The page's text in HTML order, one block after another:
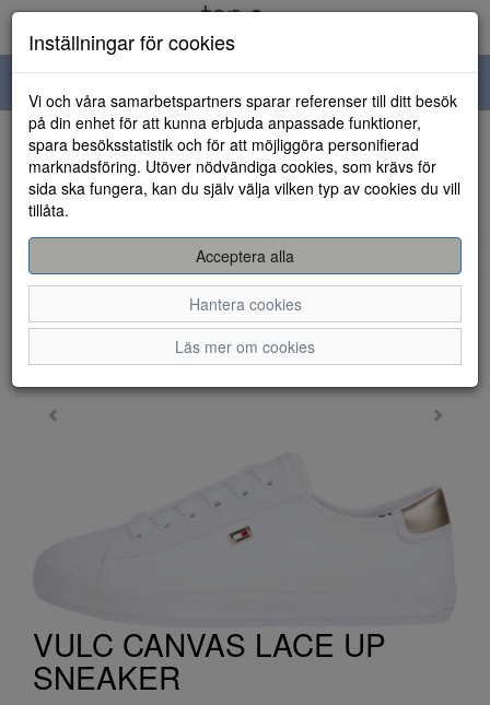
navigation
HEM
VULC CANVAS LACE UP
SNEAKER
Inställningar för cookies
Vi och våra samarbetspartners sparar referenser till ditt besök
på din enhet för att kunna erbjuda anpassade funktioner,
spara besöksstatistik och för att möjliggöra personifierad
marknadsföring. Utöver nödvändiga cookies, som krävs för
sida ska fungera, kan du själv välja vilken typ av cookies du vill
tillåta.
Acceptera alla
Hantera cookies
Läs mer om cookies